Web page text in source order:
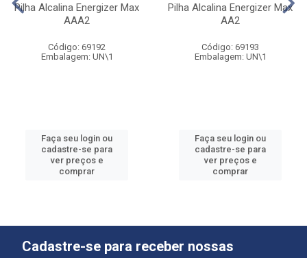
Pilha Alcalina Energizer Max
AAA2
Código: 69192
Embalagem: UN\1
Faça seu login ou
cadastre-se para
ver preços e
comprar
Pilha Alcalina Energizer Max
AA2
Código: 69193
Embalagem: UN\1
Faça seu login ou
cadastre-se para
ver preços e
comprar
Cadastre-se para receber nossas